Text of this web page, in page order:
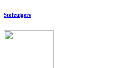
Stofzuigers